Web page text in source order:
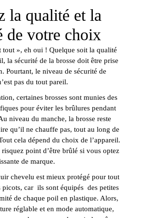
la qualité et la
de votre choix
tout », eh oui ! Quelque soit la qualité
la sécurité de la brosse doit être prise
Pourtant, le niveau de sécurité de
pas du tout pareil.
certaines brosses sont munies des
pour éviter les brûlures pendant
niveau du manche, la brosse reste
qu’il ne chauffe pas, tout au long de
cela dépend du choix de l’appareil.
point d’être brûlé si vous optez
de marque.
chevelu est mieux protégé pour tout
picots, car ils sont équipés des petites
de chaque poil en plastique. Alors,
réglable et en mode automatique,